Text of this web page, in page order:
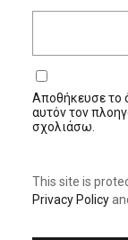
Αποθήκευσε το
αυτόν τον
σχολιάσω.
This site is
Privacy Policy